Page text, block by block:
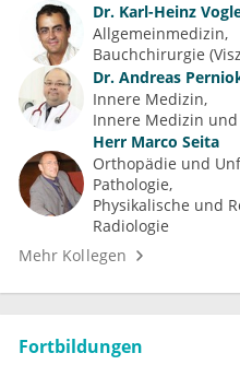
Dr. Karl-Heinz
Allgemeinmedizin
Bauchchirurgie
Dr. Andreas
Innere Medizin
Innere Medizin
Herr Marco Seita
Orthopädie und
Pathologie
Physikalische und
Radiologie
Mehr Kollegen
Fortbildungen